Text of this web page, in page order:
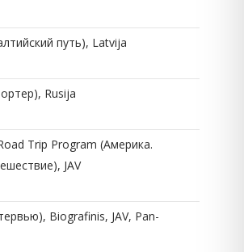
путь), Latvija
Rusija
Trip Program (Америка.
JAV
Biografinis, JAV, Pan-